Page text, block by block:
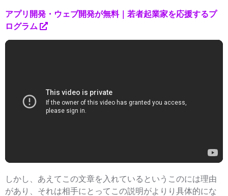
アプリ開発・ウェブ開発が無料｜若者起業家を応援するプ
ログラム
しかし、あえてこの文章を入れているというこのには理由
があり、それは相手にとってこの説明がよりり具体的にな